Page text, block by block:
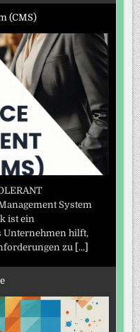
(CMS)
System
ist ein
Unternehmen hilft,
zu [...]